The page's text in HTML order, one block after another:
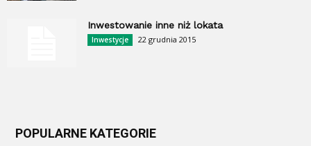
Inwestowanie inne niż lokata
Inwestycje 22 grudnia 2015
POPULARNE KATEGORIE